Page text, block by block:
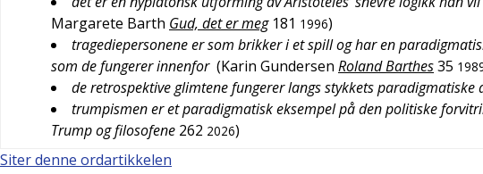
Margarete Barth Gud, det er meg 181 1996)
tragediepersonene er som brikker i et spill og har en
som de fungerer innenfor (Karin Gundersen Roland Barthes35
de retrospektive glimtene fungerer langs stykkets paradigmatiske
trumpismen er et paradigmatisk eksempel på den politiske
Trump og filosofene 262 2026)
Siter denne ordartikkelen